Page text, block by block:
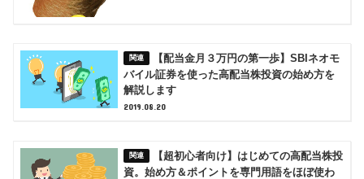
【配当金月３万円の第一歩】SBIネオモ
バイル証券を使った高配当株投資の始め方を
解説します
2019.08.20
【超初心者向け】はじめての高配当株投
資。始め方＆ポイントを専門用語をほぼ使わ